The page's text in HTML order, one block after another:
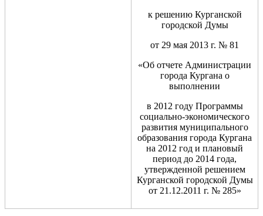
к решению Курганской
городской Думы
от 29 мая 2013 г. № 81
«Об отчете Администрации
города Кургана о
выполнении
в 2012 году Программы
социально-экономического
развития муниципального
образования города Кургана
на 2012 год и плановый
период до 2014 года,
утвержденной решением
Курганской городской Думы
от 21.12.2011 г. № 285»